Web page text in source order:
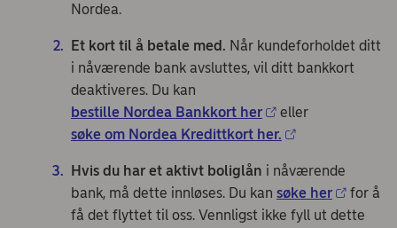
Nordea.
Et kort til å betale med. Når kundeforholdet ditt
i nåværende bank avsluttes, vil ditt bankkort
deaktiveres. Du kan
bestille Nordea Bankkort her
eller
søke om Nordea Kredittkort her.
Hvis du har et aktivt boliglån i nåværende
bank, må dette innløses. Du kan søke her
for å
få det flyttet til oss. Vennligst ikke fyll ut dette